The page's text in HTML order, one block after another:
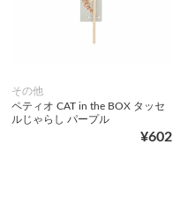
その他
ペティオ CAT in the BOX タッセ
ルじゃらし パープル
¥602